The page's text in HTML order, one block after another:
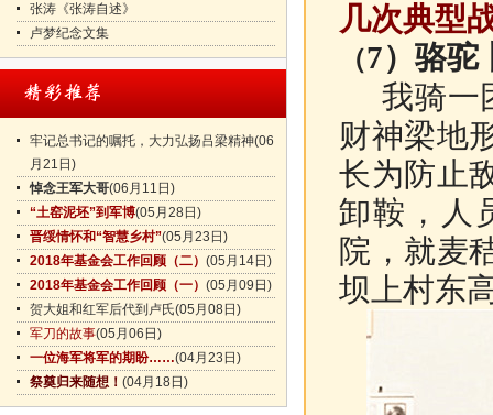
张涛《张涛自述》
卢梦纪念文集
牢记总书记的嘱托，大力弘扬吕梁精神(06
月21日)
悼念王军大哥(06月11日)
“土窑泥坯”到军博(05月28日)
晋绥情怀和“智慧乡村”(05月23日)
2018年基金会工作回顾（二） (05月14日)
2018年基金会工作回顾（一） (05月09日)
贺大姐和红军后代到卢氏(05月08日)
军刀的故事(05月06日)
一位海军将军的期盼……(04月23日)
祭奠归来随想！ (04月18日)
几次典型
（7）骆驼
我骑一
财神梁地
长为防止
卸鞍，人
院，就麦
坝上村东